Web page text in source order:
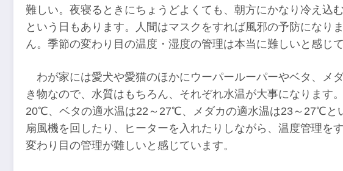
難しい。夜寝るときにちょうどよくても、朝方にかなり冷え込
という日もあります。人間はマスクをすれば風邪の予防になり
ん。季節の変わり目の温度・湿度の管理は本当に難しいと感じて
わが家には愛犬や愛猫のほかにウーパールーパーやベタ、メ
き物なので、水質はもちろん、それぞれ水温が大事になります
20℃、ベタの適水温は22～27℃、メダカの適水温は23～27℃と
扇風機を回したり、ヒーターを入れたりしながら、温度管理を
変わり目の管理が難しいと感じています。